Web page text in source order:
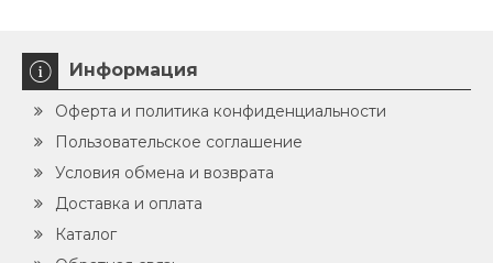
Информация
Оферта и политика конфиденциальности
Пользовательское соглашение
Условия обмена и возврата
Доставка и оплата
Каталог